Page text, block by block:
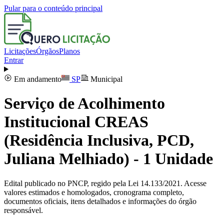
Pular para o conteúdo principal
LicitaçõesÓrgãosPlanos
Entrar
Em andamento SP Municipal
Serviço de Acolhimento
Institucional CREAS
(Residência Inclusiva, PCD,
Juliana Melhiado) - 1 Unidade
Edital publicado no PNCP, regido pela Lei 14.133/2021. Acesse
valores estimados e homologados, cronograma completo,
documentos oficiais, itens detalhados e informações do órgão
responsável.